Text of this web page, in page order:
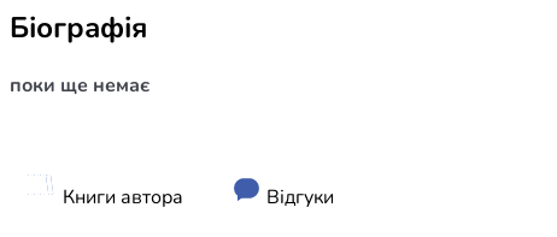
Біографія
поки ще немає
Книги автора Відгуки